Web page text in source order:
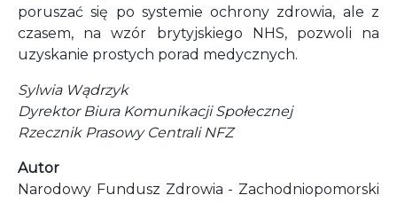
poruszać się po systemie ochrony zdrowia, ale z
czasem, na wzór brytyjskiego NHS, pozwoli na
uzyskanie prostych porad medycznych.
Sylwia Wądrzyk
Dyrektor Biura Komunikacji Społecznej
Rzecznik Prasowy Centrali NFZ
Autor
Narodowy Fundusz Zdrowia - Zachodniopomorski